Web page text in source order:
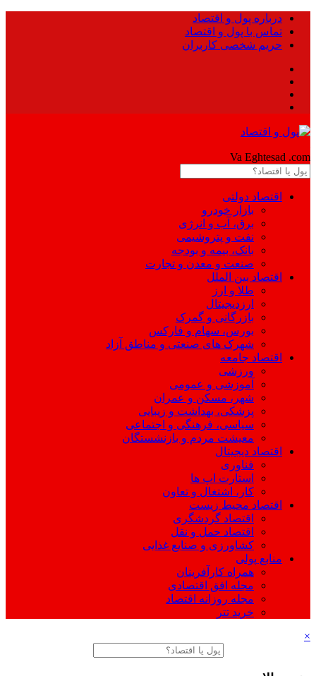
درباره پول و اقتصاد
تماس با پول و اقتصاد
حریم شخصی کاربران
Va Eghtesad .com
اقتصاد دولتی
بازار خودرو
برق، آب و انرژی
نفت و پتروشیمی
بانک، بیمه و بودجه
صنعت و معدن و تجارت
اقتصاد بین الملل
طلا و ارز
ارزدیجیتال
بازرگانی و گمرک
بورس، سهام و فارکس
شهرک های صنعتی و مناطق آزاد
اقتصاد جامعه
ورزشی
آموزشی و عمومی
شهر، مسکن و عمران
پزشکی، بهداشت و زیبایی
سیاسی، فرهنگی و اجتماعی
معیشت مردم و بازنشستگان
اقتصاد دیجیتال
فناوری
استارت اپ ها
کار، اشتغال و تعاون
اقتصاد محیط زیست
اقتصاد گردشگری
اقتصاد حمل و نقل
کشاورزی و صنایع غذایی
منابع پولی
همراه کارآفرینان
مجله افق اقتصادی
مجله روزانه اقتصاد
خرید تتر
×